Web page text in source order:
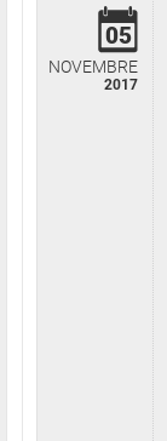
05
NOVEMBRE
2017